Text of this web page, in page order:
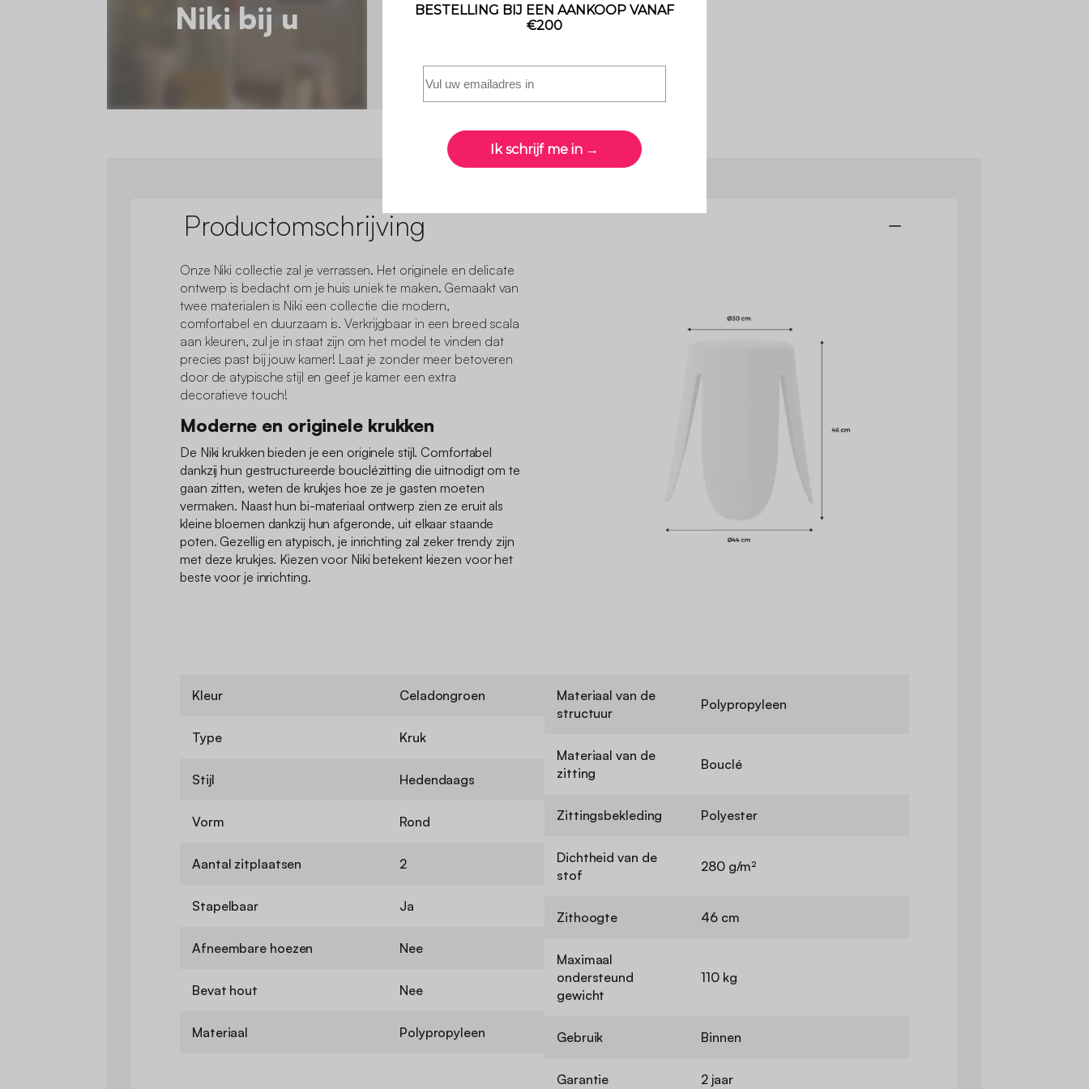
Niki bij u Zie 3 klantenfoto's
Productomschrijving
Onze Niki collectie zal je verrassen. Het originele en delicate
ontwerp is bedacht om je huis uniek te maken. Gemaakt van
twee materialen is Niki een collectie die modern,
comfortabel en duurzaam is. Verkrijgbaar in een breed scala
aan kleuren, zul je in staat zijn om het model te vinden dat
precies past bij jouw kamer! Laat je zonder meer betoveren
door de atypische stijl en geef je kamer een extra
decoratieve touch!
Moderne en originele krukken
De Niki krukken bieden je een originele stijl. Comfortabel
dankzij hun gestructureerde bouclézitting die uitnodigt om te
gaan zitten, weten de krukjes hoe ze je gasten moeten
vermaken. Naast hun bi-materiaal ontwerp zien ze eruit als
kleine bloemen dankzij hun afgeronde, uit elkaar staande
poten. Gezellig en atypisch, je inrichting zal zeker trendy zijn
met deze krukjes. Kiezen voor Niki betekent kiezen voor het
beste voor je inrichting.
Kleur Celadongroen
Type Kruk
Stijl Hedendaags
Vorm Rond
Aantal zitplaatsen 2
Stapelbaar Ja
Afneembare hoezen Nee
Bevat hout Nee
Materiaal Polypropyleen
Materiaal van de
structuur
Polypropyleen
Materiaal van de
zitting
Bouclé
Zittingsbekleding Polyester
Dichtheid van de
stof
280 g/m²
Zithoogte 46 cm
Maximaal
ondersteund
gewicht
110 kg
Gebruik Binnen
Garantie 2 jaar